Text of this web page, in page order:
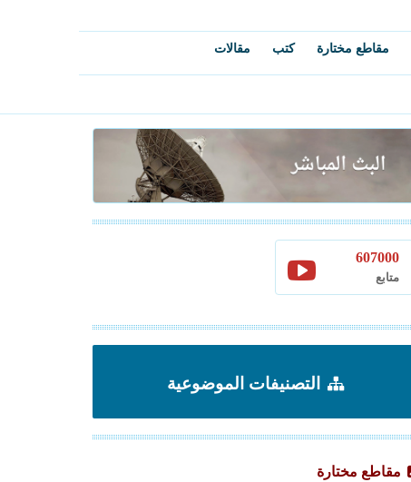
مقاطع مختارة كتب مقالات
607000
متابع
التصنيفات الموضوعية
مقاطع مختارة